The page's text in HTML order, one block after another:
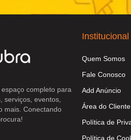
completo para
serviços, eventos,
mais. Conectando
Institucional
Quem Somos
Fale Conosco
Add Anúncio
Área do Cliente
Política de
Política de